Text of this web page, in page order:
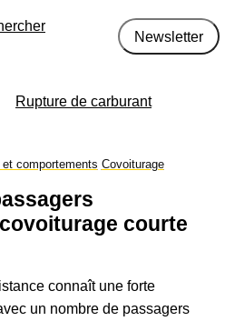
Newsletter
Rupture de carburant
et comportements Covoiturage
courte
connaît une forte
un nombre de passagers